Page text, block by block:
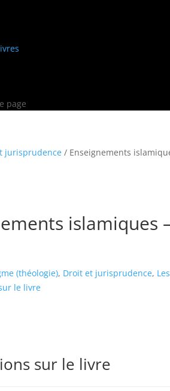
page
jurisprudence / Enseignements
islamiques
(théologie), Droit et jurisprudence,
le livre
sur le livre